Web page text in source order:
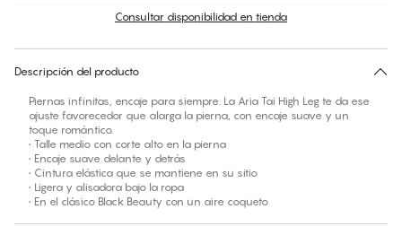
No hay talla sugerida para este artículo
Consultar disponibilidad en tienda
Descripción del producto
Piernas infinitas, encaje para siempre. La Aria Tai High Leg te da ese
ajuste favorecedor que alarga la pierna, con encaje suave y un
toque romántico.
• Talle medio con corte alto en la pierna
• Encaje suave delante y detrás
• Cintura elástica que se mantiene en su sitio
• Ligera y alisadora bajo la ropa
• En el clásico Black Beauty con un aire coqueto